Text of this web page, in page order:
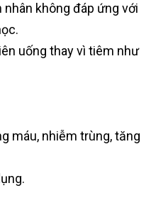
không đáp ứng với
uống thay vì tiêm như
máu, nhiễm trùng, tăng